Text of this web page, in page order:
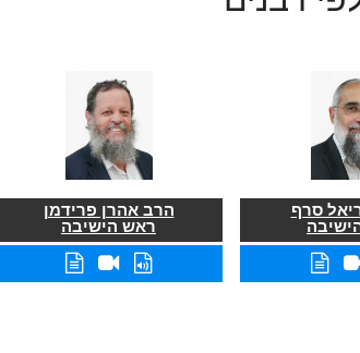
סרף
הרב אהרן פרידמן
ראש הישיבה